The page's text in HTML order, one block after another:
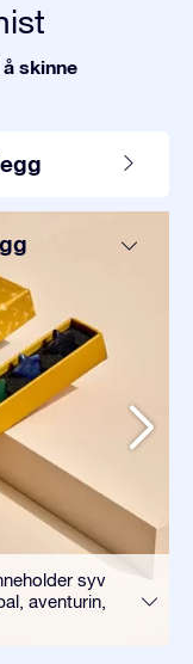
skinne
syv
aventurin,